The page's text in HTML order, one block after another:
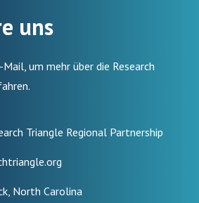
uns
Mail, um mehr über die Research
Triangle Regional Partnership
North Carolina